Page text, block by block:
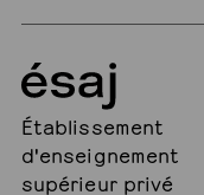
Établissement
d'enseignement
supérieur privé